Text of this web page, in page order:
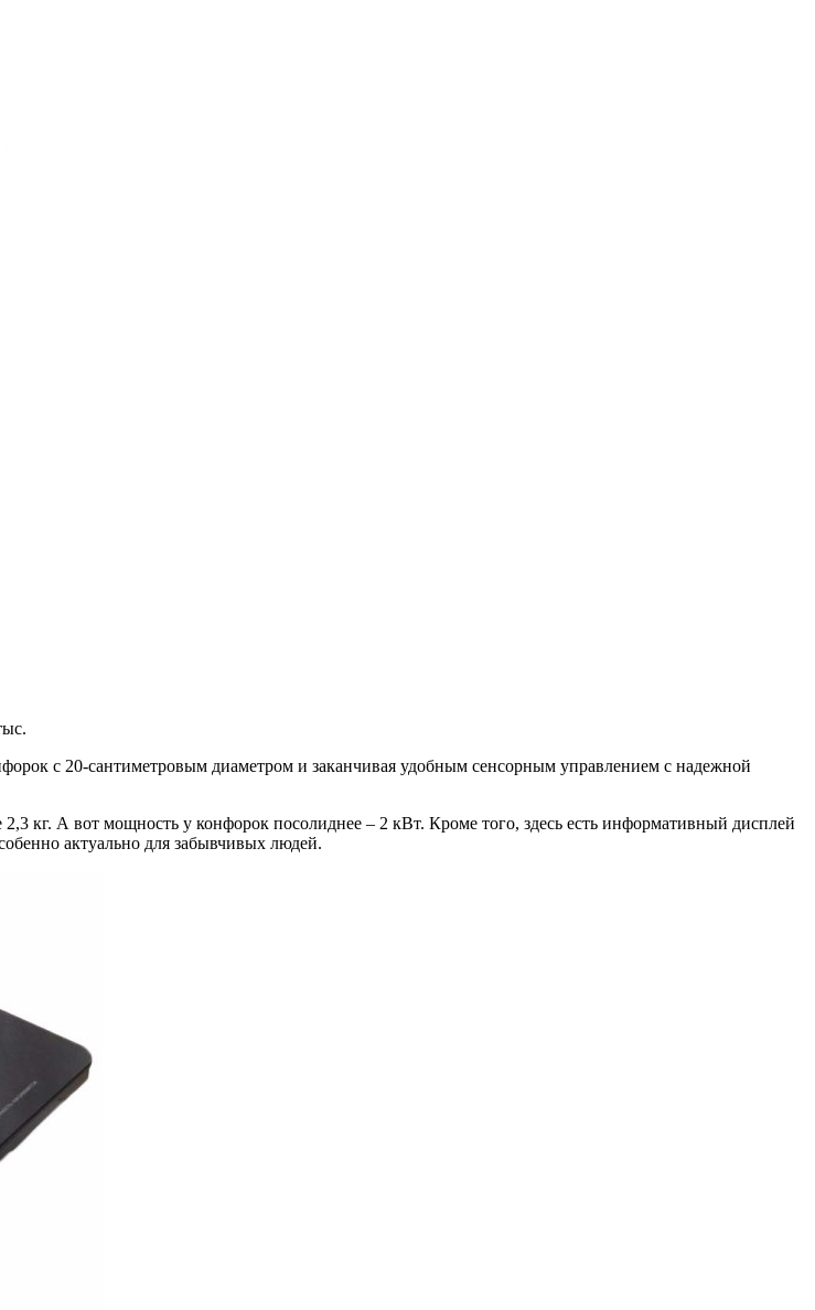
с 20-сантиметровым диаметром и заканчивая удобным сенсорным управлением с надежной
кг. А вот мощность у конфорок посолиднее – 2 кВт. Кроме того, здесь есть информативный дисплей
актуально для забывчивых людей.